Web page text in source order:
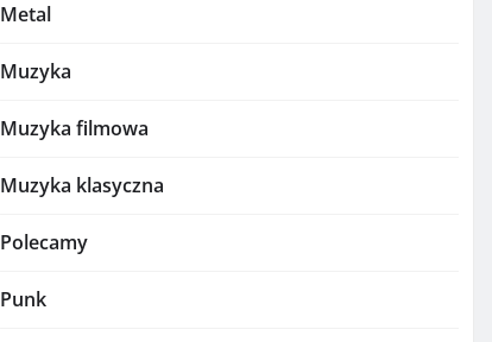
Metal
Muzyka
Muzyka filmowa
Muzyka klasyczna
Polecamy
Punk